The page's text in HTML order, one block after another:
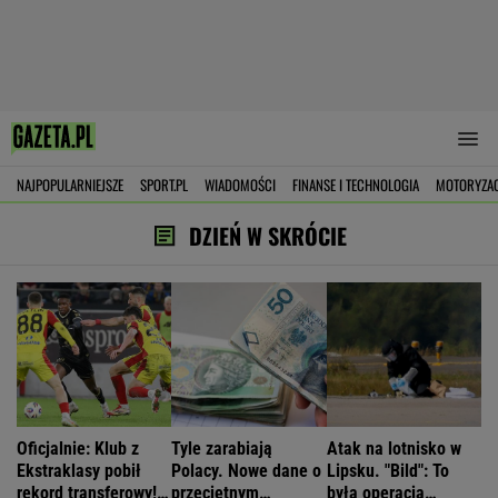
NAJPOPULARNIEJSZE SPORT.PL WIADOMOŚCI FINANSE I TECHNOLOGIA
DZIEŃ W SKRÓCIE
Oficjalnie: Klub z
Ekstraklasy pobił
rekord transferowy!
Tyle zarabiają
Polacy. Nowe dane o
przeciętnym
Atak na lotnisko w
Lipsku. "Bild": To
była operacja